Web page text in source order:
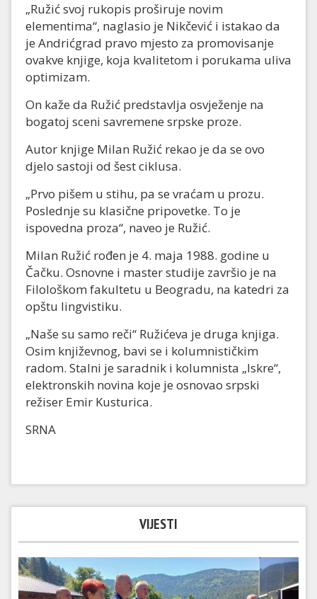
„Ružić svoj rukopis proširuje novim
elementima“, naglasio je Nikčević i istakao da
je Andrićgrad pravo mjesto za promovisanje
ovakve knjige, koja kvalitetom i porukama uliva
optimizam.
On kaže da Ružić predstavlja osvježenje na
bogatoj sceni savremene srpske proze.
Autor knjige Milan Ružić rekao je da se ovo
djelo sastoji od šest ciklusa.
„Prvo pišem u stihu, pa se vraćam u prozu.
Poslednje su klasične pripovetke. To je
ispovedna proza“, naveo je Ružić.
Milan Ružić rođen je 4. maja 1988. godine u
Čačku. Osnovne i master studije završio je na
Filološkom fakultetu u Beogradu, na katedri za
opštu lingvistiku.
„Naše su samo reči“ Ružićeva je druga knjiga.
Osim književnog, bavi se i kolumnističkim
radom. Stalni je saradnik i kolumnista „Iskre“,
elektronskih novina koje je osnovao srpski
režiser Emir Kusturica.
SRNA
VIJESTI